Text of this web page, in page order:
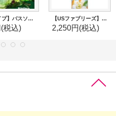
【クナイプ】バスソルト：パイン＆モミ 40g
(税込)
【USファブリーズ】エアーフレッシュナー：Refresh & Energize ゼスティーオレンジブロッサム)
2,250円 (税込)